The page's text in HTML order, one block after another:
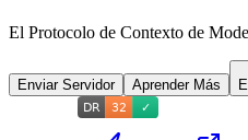
El Protocolo de Contexto de
Enviar Servidor Aprender Más